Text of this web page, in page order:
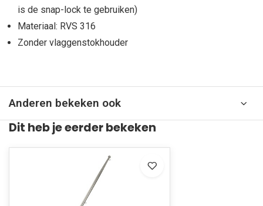
is de snap-lock te gebruiken)
Materiaal: RVS 316
Zonder vlaggenstokhouder
Anderen bekeken ook
Dit heb je eerder bekeken